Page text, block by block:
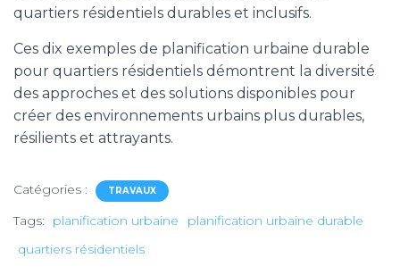
quartiers résidentiels durables et inclusifs.
Ces dix exemples de planification urbaine durable
pour quartiers résidentiels démontrent la diversité
des approches et des solutions disponibles pour
créer des environnements urbains plus durables,
résilients et attrayants.
Catégories : TRAVAUX
Tags: planification urbaine
planification urbaine durable
quartiers résidentiels